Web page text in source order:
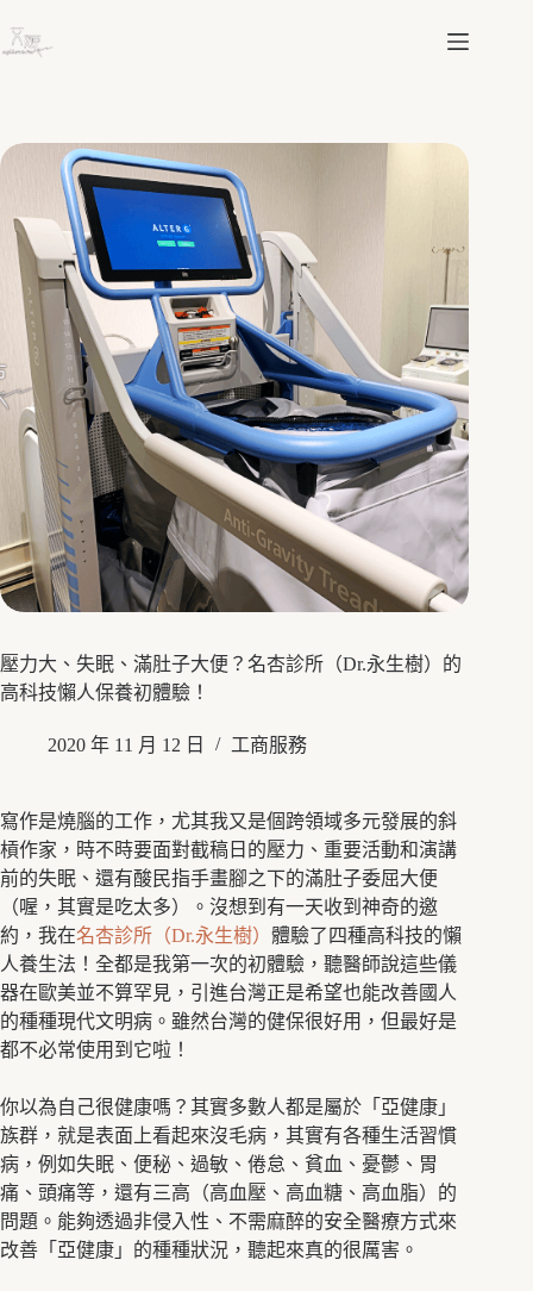
至
容
壓力大、失眠、滿肚子大便？名杏診所（Dr.永生樹）的
高科技懶人保養初體驗！
2020 年 11 月 12 日 工商服務
寫作是燒腦的工作，尤其我又是個跨領域多元發展的斜
槓作家，時不時要面對截稿日的壓力、重要活動和演講
前的失眠、還有酸民指手畫腳之下的滿肚子委屈大便
（喔，其實是吃太多）。沒想到有一天收到神奇的邀
約，我在名杏診所（Dr.永生樹） 體驗了四種高科技的懶
人養生法！全都是我第一次的初體驗，聽醫師說這些儀
器在歐美並不算罕見，引進台灣正是希望也能改善國人
的種種現代文明病。雖然台灣的健保很好用，但最好是
都不必常使用到它啦！
你以為自己很健康嗎？其實多數人都是屬於「亞健康」
族群，就是表面上看起來沒毛病，其實有各種生活習慣
病，例如失眠、便秘、過敏、倦怠、貧血、憂鬱、胃
痛、頭痛等，還有三高（高血壓、高血糖、高血脂）的
問題。能夠透過非侵入性、不需麻醉的安全醫療方式來
改善「亞健康」的種種狀況，聽起來真的很厲害。